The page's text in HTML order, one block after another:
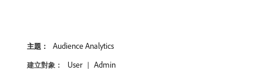
主題： Audience Analytics
建立對象： User Admin